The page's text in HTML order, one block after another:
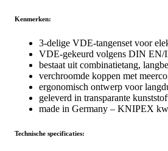
Kenmerken:
3-delige VDE-tangenset voor
VDE-gekeurd volgens DIN EN/
bestaat uit combinatietang,
verchroomde koppen met
ergonomisch ontwerp voor
geleverd in transparante
made in Germany – KNIPEX
Technische specificaties: